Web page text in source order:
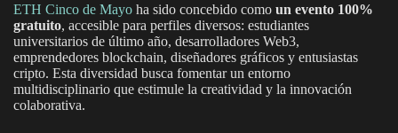
ETH Cinco de Mayo ha sido concebido como un evento 100%
gratuito, accesible para perfiles diversos: estudiantes
universitarios de último año, desarrolladores Web3,
emprendedores blockchain, diseñadores gráficos y entusiastas
cripto. Esta diversidad busca fomentar un entorno
multidisciplinario que estimule la creatividad y la innovación
colaborativa.